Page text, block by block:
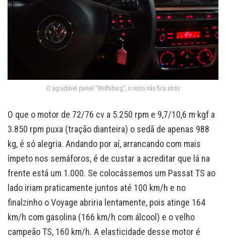
O agradável painel “Wolfsburg”, o resto não fica atrás
O que o motor de 72/76 cv a 5.250 rpm e 9,7/10,6 m·kgf a
3.850 rpm puxa (tração dianteira) o sedã de apenas 988
kg, é só alegria. Andando por aí, arrancando com mais
ímpeto nos semáforos, é de custar a acreditar que lá na
frente está um 1.000. Se colocássemos um Passat TS ao
lado iriam praticamente juntos até 100 km/h e no
finalzinho o Voyage abriria lentamente, pois atinge 164
km/h com gasolina (166 km/h com álcool) e o velho
campeão TS, 160 km/h. A elasticidade desse motor é